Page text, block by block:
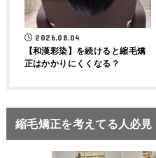
2026.08.04
【和漢彩染】を続けると縮毛矯
正はかかりにくくなる？
縮毛矯正を考えてる人必見